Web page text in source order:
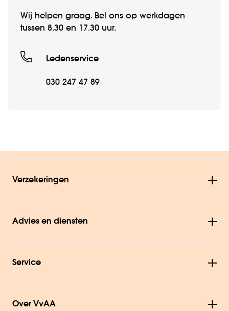
Wij helpen graag. Bel ons op werk­­dagen
tussen 8.30 en 17.30 uur.
Ledenservice
030 247 47 89
Verzekeringen
Advies en diensten
Service
Over VvAA